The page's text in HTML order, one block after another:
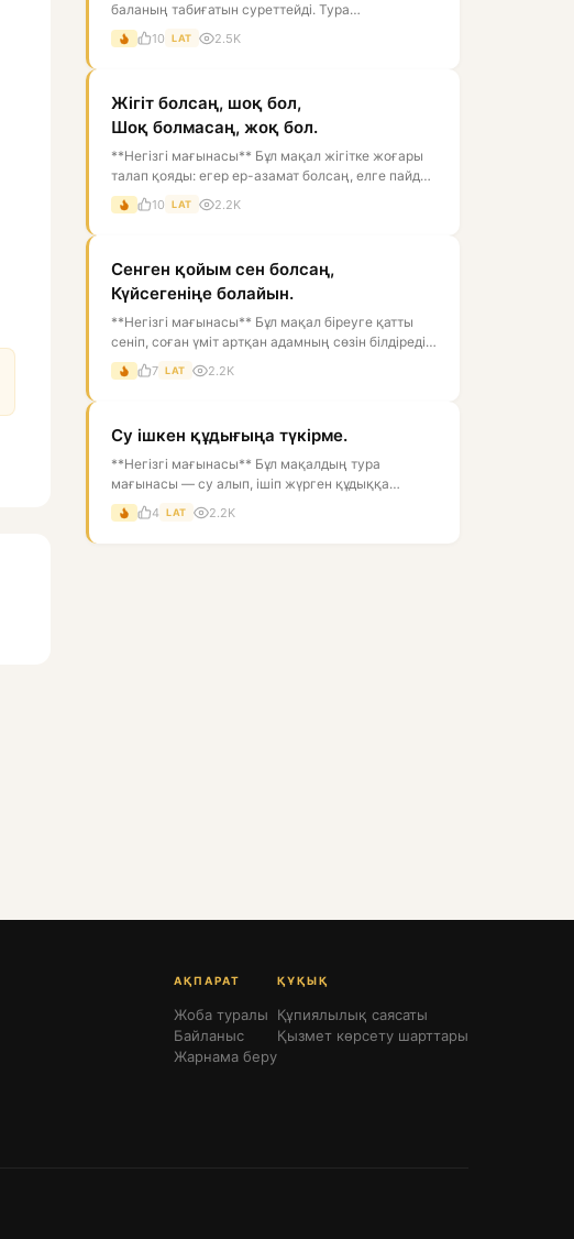
баланың табиғатын суреттейді. Тура
мағынасында құс қанат қағып, биікке ұм...
10 LAT 2.5K
Жігіт болсаң, шоқ бол,
Шоқ болмасаң, жоқ бол.
**Негізгі мағынасы** Бұл мақал жігітке жоғары
талап қояды: егер ер-азамат болсаң, елге пайдаң
тиетін, мінезі мықты, ісі...
10 LAT 2.2K
Сенген қойым сен болсаң,
Күйсегеніңе болайын.
**Негізгі мағынасы** Бұл мақал біреуге қатты
сеніп, соған үміт артқан адамның сөзін білдіреді.
Тура мағынасы — «егер се...
7 LAT 2.2K
Су ішкен құдығыңа түкірме.
**Негізгі мағынасы** Бұл мақалдың тура
мағынасы — су алып, ішіп жүрген құдыққа
түкіруге болмайды, өйткені ол суды ластай...
4 LAT 2.2K
АҚПАРАТ
Жоба туралы
Байланыс
Жарнама беру
ҚҰҚЫҚ
Құпиялылық саясаты
Қызмет көрсету шарттары